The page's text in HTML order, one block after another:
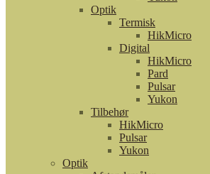
Optik
Termisk
HikMicro
Digital
HikMicro
Pard
Pulsar
Yukon
Tilbehør
HikMicro
Pulsar
Yukon
Optik